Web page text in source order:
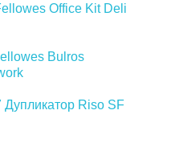
Office Kit Deli
Bulros
Дупликатор Riso SF